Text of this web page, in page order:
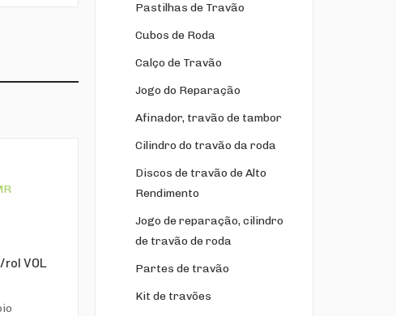
VOL
Pastilhas de Travão
Cubos de Roda
Calço de Travão
Jogo do Reparação
Afinador, travão de tambor
Cilindro do travão da roda
Discos de travão de Alto
Rendimento
Jogo de reparação, cilindro
de travão de roda
Partes de travão
Kit de travões